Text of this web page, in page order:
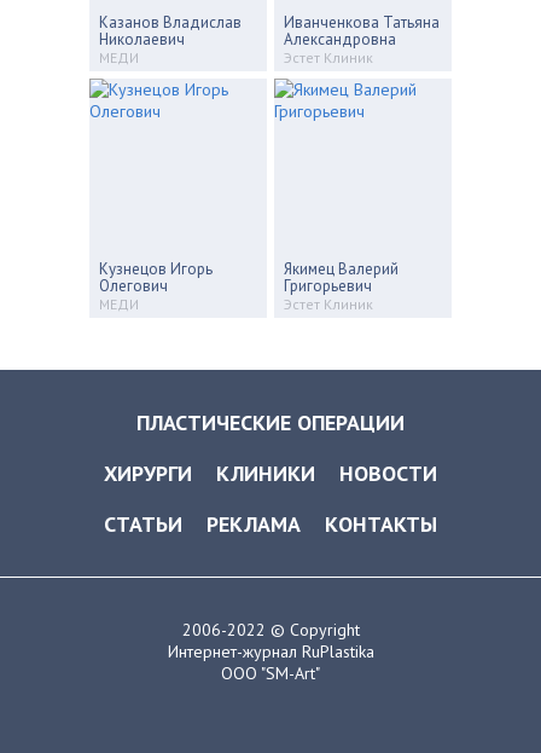
Казанов Владислав
Николаевич
МЕДИ
Иванченкова Татьяна
Александровна
Эстет Клиник
Кузнецов Игорь
Олегович
МЕДИ
Якимец Валерий
Григорьевич
Эстет Клиник
ПЛАСТИЧЕСКИЕ ОПЕРАЦИИ
ХИРУРГИ
КЛИНИКИ
НОВОСТИ
СТАТЬИ
РЕКЛАМА КОНТАКТЫ
2006-2022 © Copyright
Интернет-журнал RuPlastika
ООО "SM-Art"